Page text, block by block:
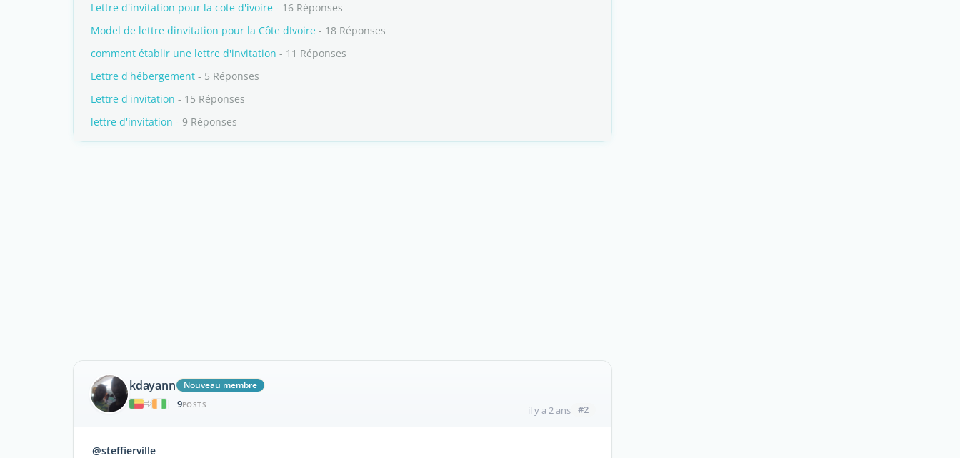
Lettre d'invitation pour la cote d'ivoire - 16 Réponses
Model de lettre dinvitation pour la Côte dIvoire - 18 Réponses
comment établir une lettre d'invitation - 11 Réponses
Lettre d'hébergement - 5 Réponses
Lettre d'invitation - 15 Réponses
lettre d'invitation - 9 Réponses
kdayann
Nouveau membre
|
9POSTS il y a 2 ans #2
@steffierville